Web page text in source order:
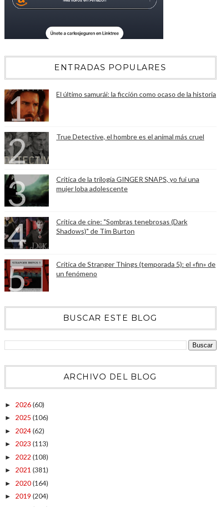
ENTRADAS POPULARES
El último samurái: la ficción como ocaso de la historia
True Detective, el hombre es el animal más cruel
Crítica de la trilogía GINGER SNAPS, yo fui una
mujer loba adolescente
Crítica de cine: "Sombras tenebrosas (Dark
Shadows)" de Tim Burton
Crítica de Stranger Things (temporada 5): el «fin» de
un fenómeno
BUSCAR ESTE BLOG
ARCHIVO DEL BLOG
► 2026(60)
► 2025 (106)
► 2024(62)
► 2023 (113)
► 2022 (108)
► 2021 (381)
► 2020(164)
► 2019 (204)